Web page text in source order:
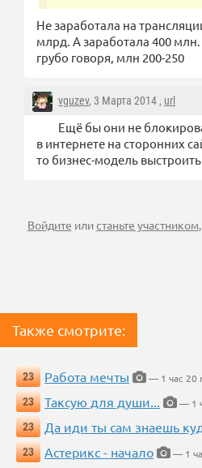
Не заработала на
млрд. А заработала 400
грубо говоря, млн 200-250
vguzev, 3 Марта 2014 , url
Ещё бы они не
в интернете на сторонних
то бизнес-модель
Войдите илистаньте участником
Также смотрите:
23 Работа мечты
— 1 час 20
23
Таксую для души...
— 1
23
Да иди ты сам знаешь
23
Астерикс - начало
— 1